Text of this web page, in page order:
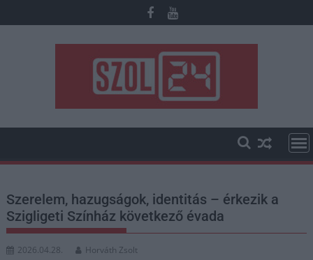
to
Szerelem, hazugságok, identitás – érkezik a
Szigligeti Színház következő évada
2026.04.28. Horváth Zsolt